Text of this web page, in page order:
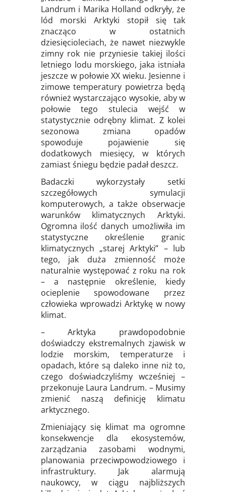
Landrum i Marika Holland odkryły, że
lód morski Arktyki stopił się tak
znacząco w ostatnich
dziesięcioleciach, że nawet niezwykle
zimny rok nie przyniesie takiej ilości
letniego lodu morskiego, jaka istniała
jeszcze w połowie XX wieku. Jesienne i
zimowe temperatury powietrza będą
również wystarczająco wysokie, aby w
połowie tego stulecia wejść w
statystycznie odrębny klimat. Z kolei
sezonowa zmiana opadów
spowoduje pojawienie się
dodatkowych miesięcy, w których
zamiast śniegu będzie padał deszcz.
Badaczki wykorzystały setki
szczegółowych symulacji
komputerowych, a także obserwacje
warunków klimatycznych Arktyki.
Ogromna ilość danych umożliwiła im
statystyczne określenie granic
klimatycznych „starej Arktyki” – lub
tego, jak duża zmienność może
naturalnie występować z roku na rok
– a następnie określenie, kiedy
ocieplenie spowodowane przez
człowieka wprowadzi Arktykę w nowy
klimat.
– Arktyka prawdopodobnie
doświadczy ekstremalnych zjawisk w
lodzie morskim, temperaturze i
opadach, które są daleko inne niż to,
czego doświadczyliśmy wcześniej –
przekonuje Laura Landrum. – Musimy
zmienić naszą definicję klimatu
arktycznego.
Zmieniający się klimat ma ogromne
konsekwencje dla ekosystemów,
zarządzania zasobami wodnymi,
planowania przeciwpowodziowego i
infrastruktury. Jak alarmują
naukowcy, w ciągu najbliższych